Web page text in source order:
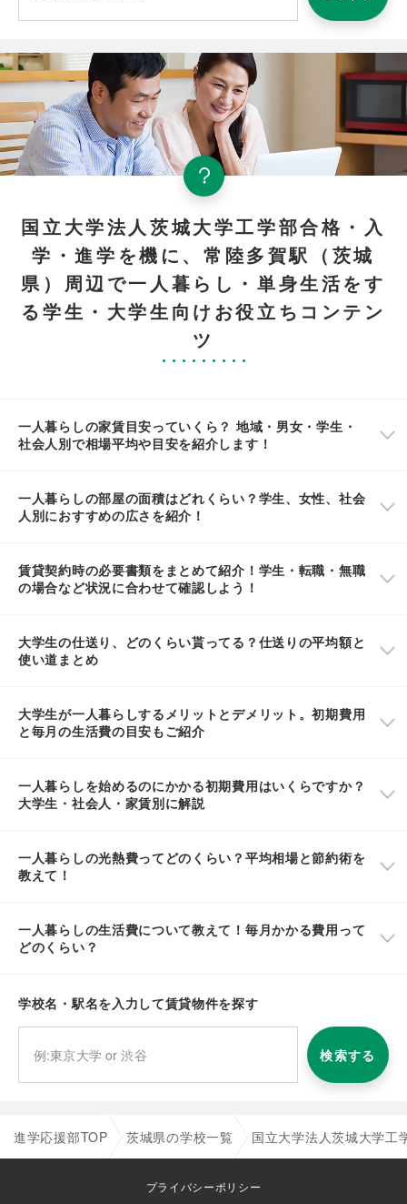
国立大学法人茨城大学工学部合格・入
学・進学を機に、常陸多賀駅（茨城
県）周辺で一人暮らし・単身生活をす
る学生・大学生向けお役立ちコンテン
ツ
一人暮らしの家賃目安っていくら？ 地域・男女・学生・
社会人別で相場平均や目安を紹介します！
一人暮らしの部屋の面積はどれくらい？学生、女性、社会
人別におすすめの広さを紹介！
賃貸契約時の必要書類をまとめて紹介！学生・転職・無職
の場合など状況に合わせて確認しよう！
大学生の仕送り、どのくらい貰ってる？仕送りの平均額と
使い道まとめ
大学生が一人暮らしするメリットとデメリット。初期費用
と毎月の生活費の目安もご紹介
一人暮らしを始めるのにかかる初期費用はいくらですか？
大学生・社会人・家賃別に解説
一人暮らしの光熱費ってどのくらい？平均相場と節約術を
教えて！
一人暮らしの生活費について教えて！毎月かかる費用って
どのくらい？
学校名・駅名を入力して賃貸物件を探す
検索する
進学応援部TOP 茨城県の学校一覧 国立大学法人茨城大学工
プライバシーポリシー